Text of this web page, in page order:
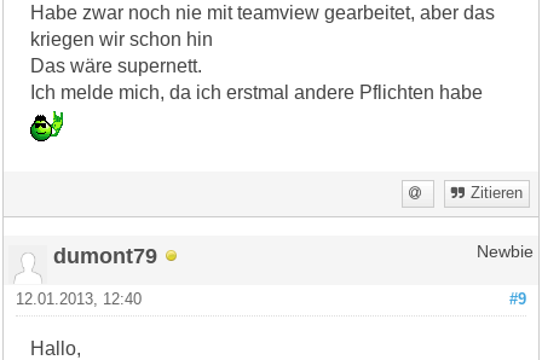
Habe zwar noch nie mit teamview gearbeitet, aber das
kriegen wir schon hin
Das wäre supernett.
Ich melde mich, da ich erstmal andere Pflichten habe
Zitieren
dumont79 Newbie
#9
12.01.2013, 12:40
Hallo,